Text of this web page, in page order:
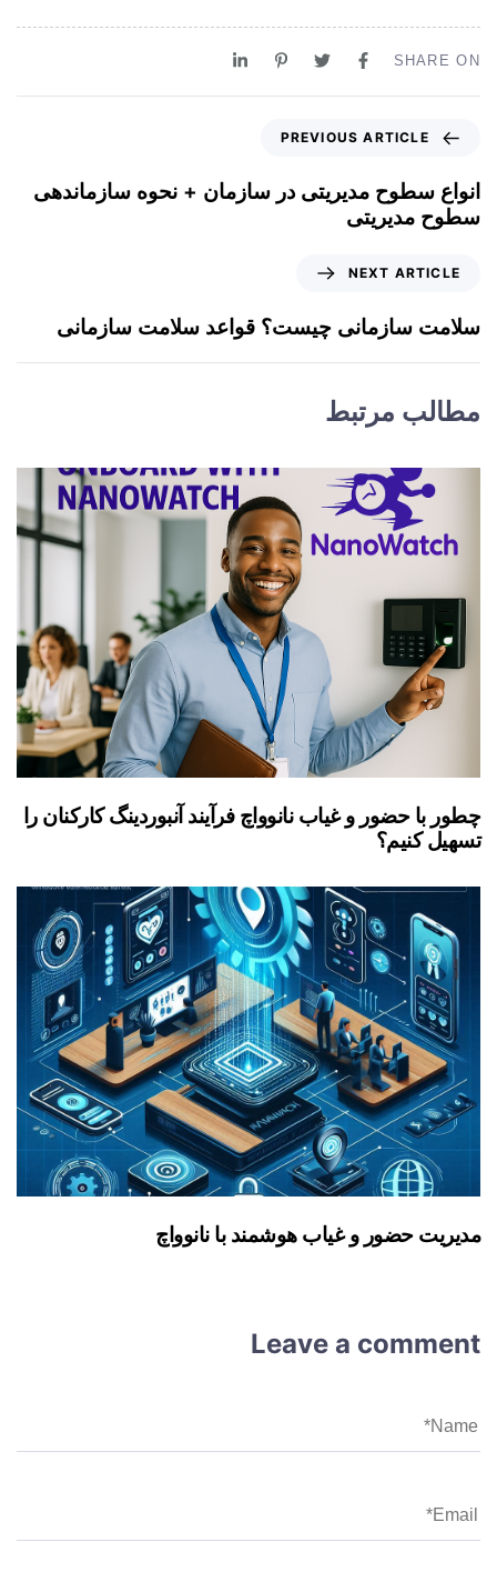
SHARE ON
PREVIOUS ARTICLE
انواع سطوح مدیریتی در سازمان + نحوه سازماندهی
سطوح مدیریتی
NEXT ARTICLE
سلامت سازمانی چیست؟ قواعد سلامت سازمانی
مطالب مرتبط
چطور با حضور و غیاب نانوواچ فرآیند آنبوردینگ کارکنان را
تسهیل کنیم؟
مدیریت حضور و غیاب هوشمند با نانوواچ
Leave a comment